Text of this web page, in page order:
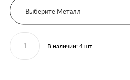
Выберите Металл
В наличии: 4 шт.